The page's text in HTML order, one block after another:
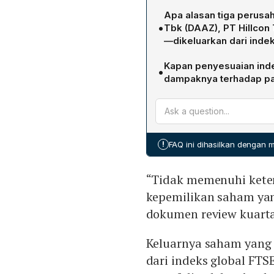
FTSE Russell menilai
kelompok pemegang
concentration (HSC).
•
Apa alasan tiga
Tbk (DAAZ), PT Hillcon
—dikeluarkan dari
DAAZ dihapus karena
saham yang beredar
masuk dalam
aktivitas perdagangan
indeks micro cap.
•Kapan penyesuaian
dampaknya terhadap
Penyesuaian indeks
perdagangan 19 Juni.
institusi dan fund
saham-saham yang
! FAQ ini dihasilkan dengan
“Tidak memenuhi
kepemilikan saham
dokumen review
Keluarnya saham
dari indeks global